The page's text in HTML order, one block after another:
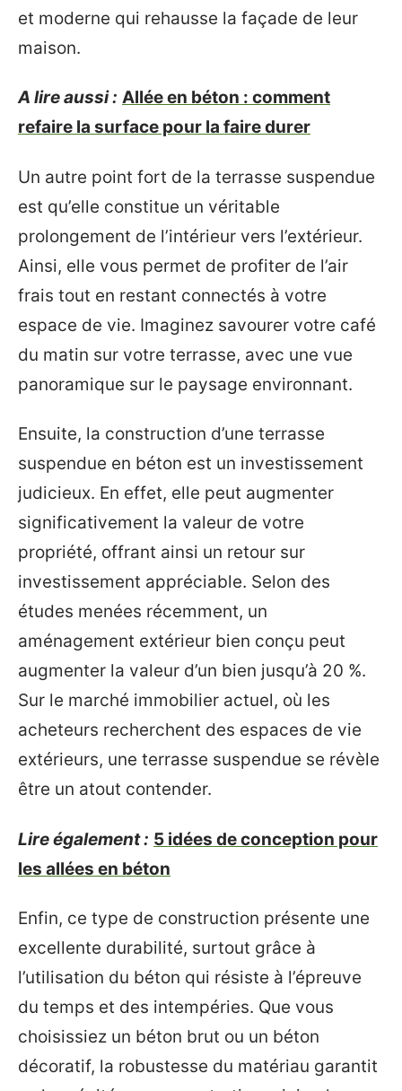
et moderne qui rehausse la façade de leur
maison.
A lire aussi : Allée en béton : comment
refaire la surface pour la faire durer
Un autre point fort de la terrasse suspendue
est qu’elle constitue un véritable
prolongement de l’intérieur vers l’extérieur.
Ainsi, elle vous permet de profiter de l’air
frais tout en restant connectés à votre
espace de vie. Imaginez savourer votre café
du matin sur votre terrasse, avec une vue
panoramique sur le paysage environnant.
Ensuite, la construction d’une terrasse
suspendue en béton est un investissement
judicieux. En effet, elle peut augmenter
significativement la valeur de votre
propriété, offrant ainsi un retour sur
investissement appréciable. Selon des
études menées récemment, un
aménagement extérieur bien conçu peut
augmenter la valeur d’un bien jusqu’à 20 %.
Sur le marché immobilier actuel, où les
acheteurs recherchent des espaces de vie
extérieurs, une terrasse suspendue se révèle
être un atout contender.
Lire également : 5 idées de conception pour
les allées en béton
Enfin, ce type de construction présente une
excellente durabilité, surtout grâce à
l’utilisation du béton qui résiste à l’épreuve
du temps et des intempéries. Que vous
choisissiez un béton brut ou un béton
décoratif, la robustesse du matériau garantit